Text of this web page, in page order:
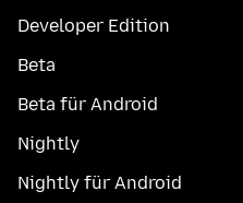
Developer Edition
Beta
Beta für Android
Nightly
Nightly für Android